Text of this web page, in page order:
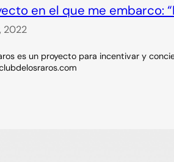
en el que me embarco:
2022
es un proyecto para incentivar y